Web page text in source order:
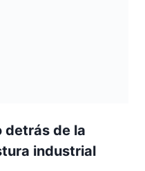
detrás de la
industrial